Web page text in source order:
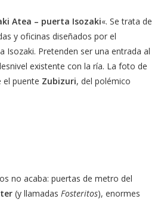
Atea – puerta Isozaki«. Se trata de
y oficinas diseñados por el
Isozaki. Pretenden ser una entrada al
existente con la ría. La foto de
el puente Zubizuri, del polémico
no acaba: puertas de metro del
(y llamadas Fosteritos), enormes